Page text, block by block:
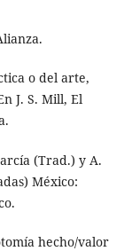
o del arte,
J. S. Mill, El
(Trad.) y A.
México:
hecho/valor